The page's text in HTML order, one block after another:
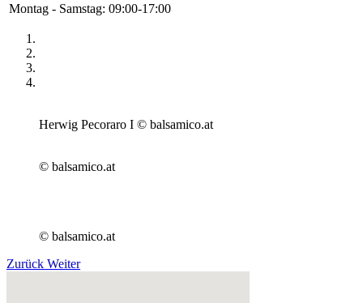
Montag - Samstag: 09:00-17:00
Herwig Pecoraro I © balsamico.at
© balsamico.at
© balsamico.at
Zurück Weiter